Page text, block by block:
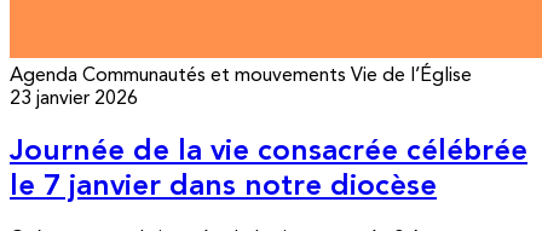
Agenda Communautés et mouvements Vie de l’Église
23 janvier 2026
Journée de la vie consacrée célébrée
le 7 janvier dans notre diocèse